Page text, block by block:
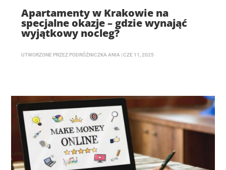
Apartamenty w Krakowie na
specjalne okazje – gdzie wynająć
wyjątkowy nocleg?
UTWORZONE PRZEZ PODRÓŻNICZKA ANIA |CZE 11, 2025